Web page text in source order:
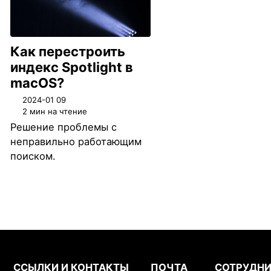
Как перестроить
индекс Spotlight в
macOS?
2024-01 09
2 мин на чтение
Решение проблемы с
неправильно работающим
поиском.
ССЫЛКИ И КОНТАКТЫ ПОЧТА